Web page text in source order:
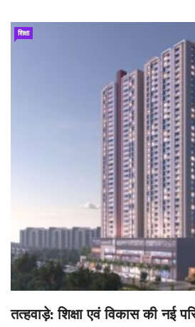
शिक्षा
तत्हवाड़े: शिक्षा एवं विकास की नई